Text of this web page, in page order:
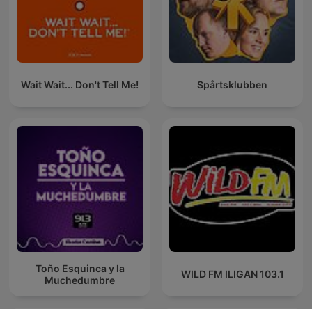
Wait Wait... Don't Tell Me! Spårtsklubben
Toño Esquinca y la
Muchedumbre
WILD FM ILIGAN 103.1